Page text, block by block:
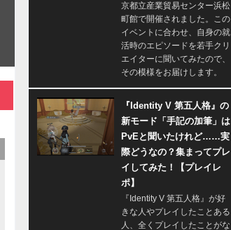
京都立産業貿易センター浜松
町館で開催されました。この
イベントに合わせ、自身の就
活時のエピソードを若手クリ
エイターに聞いてみたので、
その模様をお届けします。
『Identity V 第五人格』の
新モード「手記の加筆」は
PvEと聞いたけれど……実
際どうなの？集まってプレ
イしてみた！【プレイレ
ポ】
『Identity V 第五人格』が好
きな人やプレイしたことある
人、全くプレイしたことがな